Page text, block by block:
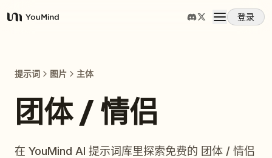
YouMind
登录
提示词 图片 主体
团体 / 情侣
在 YouMind AI 提示词库里探索免费的 团体 / 情侣